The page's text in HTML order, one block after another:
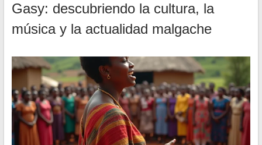
Gasy: descubriendo la cultura, la
música y la actualidad malgache